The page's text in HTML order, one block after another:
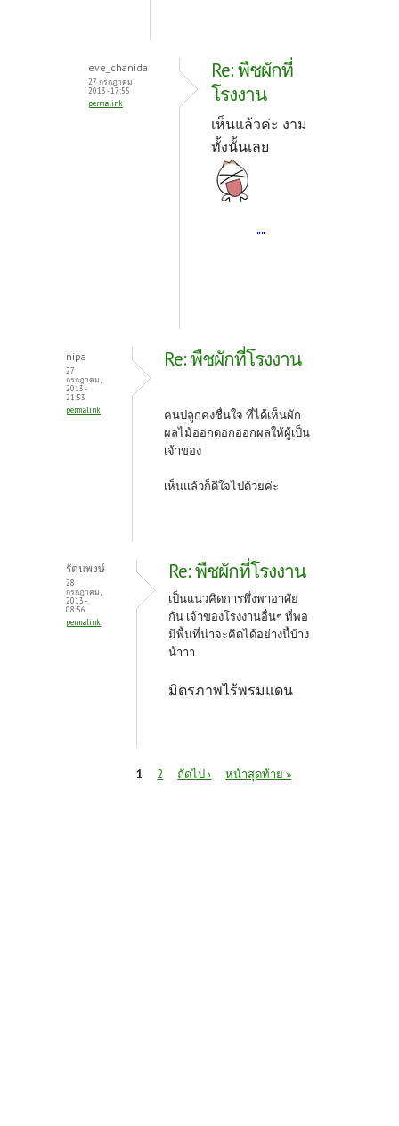
eve_chanida
27 กรกฎาคม,
2013 - 17:55
permalink
Re: พืชผักที่
โรงงาน
เห็นแล้วค่ะ งาม
ทั้งนั้นเลย
""
nipa
27
กรกฎาคม,
2013 -
21:53
permalink
Re: พืชผักที่โรงงาน
คนปลูกคงชื่นใจ ที่ได้เห็นผัก
ผลไม้ออกดอกออกผลให้ผู้เป็น
เจ้าของ
เห็นแล้วก็ดีใจไปด้วยค่ะ
รัตนพงษ์
28
กรกฎาคม,
2013 -
08:56
permalink
Re: พืชผักที่โรงงาน
เป็นแนวคิดการพึ่งพาอาศัย
กัน เจ้าของโรงงานอื่นๆ ที่พอ
มีพื้นที่น่าจะคิดได้อย่างนี้บ้าง
น้าาา
มิตรภาพไร้พรมแดน
1 2 ถัดไป › หน้าสุดท้าย »